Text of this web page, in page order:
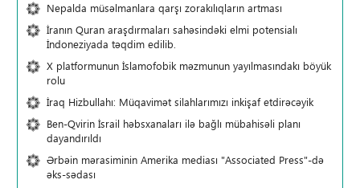
Nepalda müsəlmanlara qarşı zorakılıqların artması
İranın Quran araşdırmaları sahəsindəki elmi potensialı
İndoneziyada təqdim edilib.
X platformunun İslamofobik məzmunun yayılmasındakı böyük
rolu
İraq Hizbullahı: Müqavimət silahlarımızı inkişaf etdirəcəyik
Ben-Qvirin İsrail həbsxanaları ilə bağlı mübahisəli planı
dayandırıldı
Ərbəin mərasiminin Amerika mediası "Associated Press"-də
əks-sədası